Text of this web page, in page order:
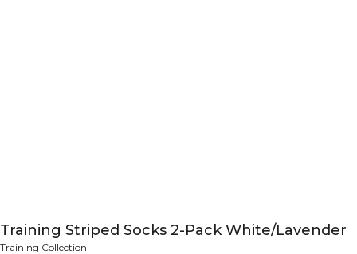
Training Striped Socks 2-Pack White/Lavender
Training Collection